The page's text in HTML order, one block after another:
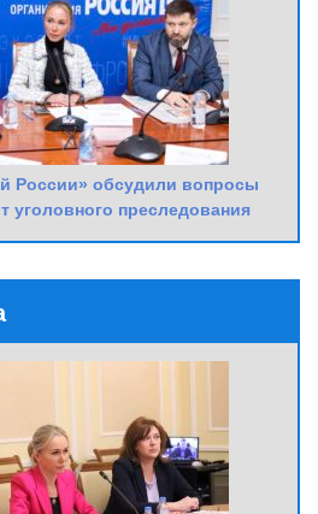
России» обсудили вопросы
уголовного преследования